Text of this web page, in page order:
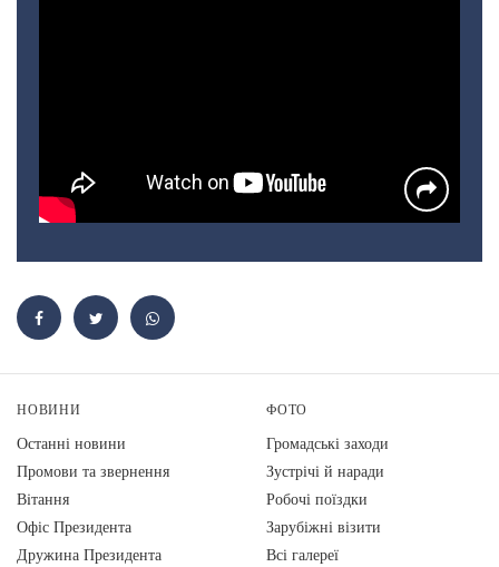
НОВИНИ
Останні новини
Промови та звернення
Вiтання
Офіс Президента
Дружина Президента
ФОТО
Громадські заходи
Зустрічі й наради
Робочі поїздки
Зарубіжні візити
Всі галереї